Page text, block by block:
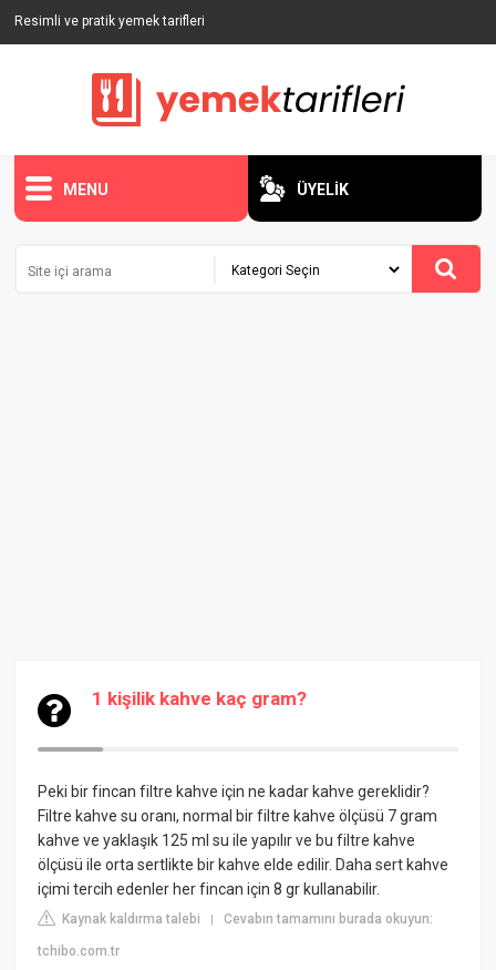
Resimli ve pratik yemek tarifleri
MENU ÜYELİK
1 kişilik kahve kaç gram?
Peki bir fincan filtre kahve için ne kadar kahve gereklidir?
Filtre kahve su oranı, normal bir filtre kahve ölçüsü 7 gram
kahve ve yaklaşık 125 ml su ile yapılır ve bu filtre kahve
ölçüsü ile orta sertlikte bir kahve elde edilir. Daha sert kahve
içimi tercih edenler her fincan için 8 gr kullanabilir.
Kaynak kaldırma talebi |Cevabın tamamını burada okuyun:
tchibo.com.tr